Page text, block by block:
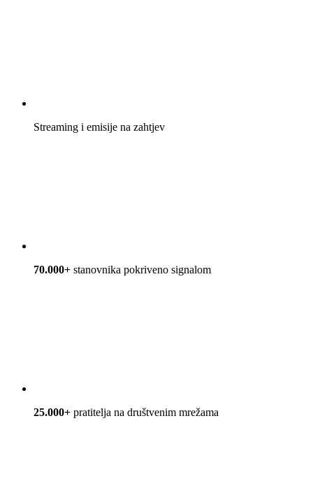
Streaming i emisije na zahtjev
70.000+ stanovnika pokriveno signalom
25.000+ pratitelja na društvenim mrežama